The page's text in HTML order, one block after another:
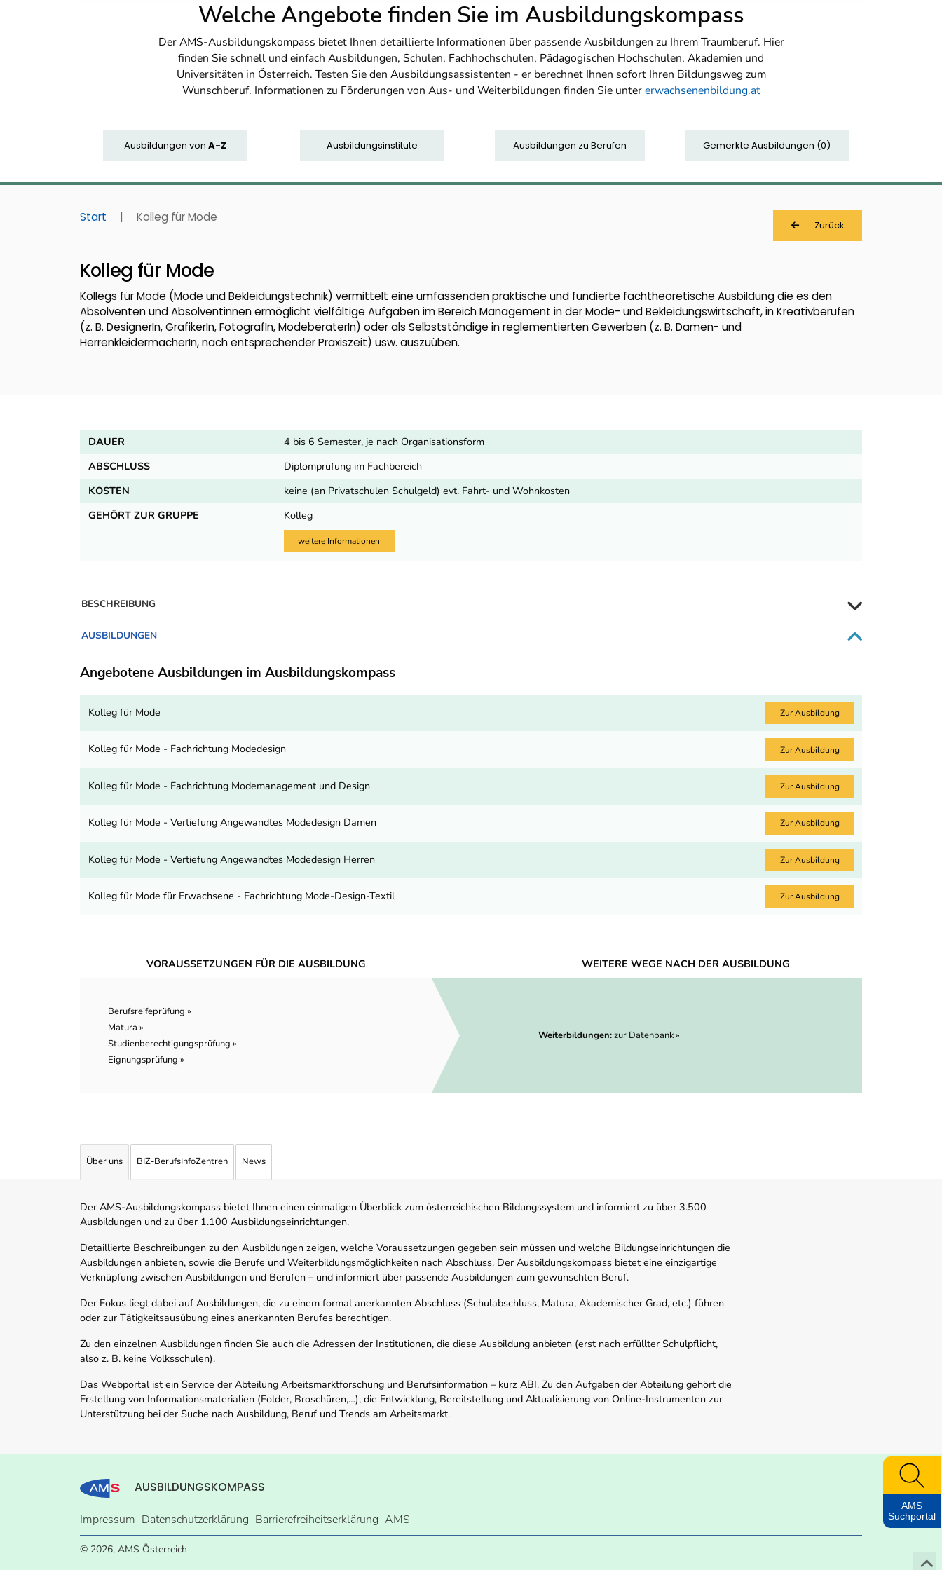
Welche Angebote finden Sie im Ausbildungskompass
Der AMS-Ausbildungskompass bietet Ihnen detaillierte Informationen über passende Ausbildungen zu Ihrem Traumberuf. Hier
finden Sie schnell und einfach Ausbildungen, Schulen, Fachhochschulen, Pädagogischen Hochschulen, Akademien und
Universitäten in Österreich. Testen Sie den Ausbildungsassistenten - er berechnet Ihnen sofort Ihren Bildungsweg zum
Wunschberuf. Informationen zu Förderungen von Aus- und Weiterbildungen finden Sie untererwachsenenbildung.at
Ausbildungen von A-Z Ausbildungsinstitute Ausbildungen zu Berufen Gemerkte Ausbildungen (0)
Start | Kolleg für Mode
Zurück
Kolleg für Mode
Kollegs für Mode (Mode und Bekleidungstechnik) vermittelt eine umfassenden praktische und fundierte fachtheoretische Ausbildung die es den
Absolventen und Absolventinnen ermöglicht vielfältige Aufgaben im Bereich Management in der Mode- und Bekleidungswirtschaft, in Kreativberufen
(z. B. DesignerIn, GrafikerIn, FotografIn, ModeberaterIn) oder als Selbstständige in reglementierten Gewerben (z. B. Damen- und
HerrenkleidermacherIn, nach entsprechender Praxiszeit) usw. auszuüben.
DAUER
4 bis 6 Semester, je nach Organisationsform
ABSCHLUSS
Diplomprüfung im Fachbereich
KOSTEN
keine (an Privatschulen Schulgeld) evt. Fahrt- und Wohnkosten
GEHÖRT ZUR GRUPPE
Kolleg
weitere Informationen
BESCHREIBUNG
AUSBILDUNGEN
Angebotene Ausbildungen im Ausbildungskompass
Kolleg für Mode Zur Ausbildung
Kolleg für Mode - Fachrichtung Modedesign Zur Ausbildung
Kolleg für Mode - Fachrichtung Modemanagement und Design Zur Ausbildung
Kolleg für Mode - Vertiefung Angewandtes Modedesign Damen Zur Ausbildung
Kolleg für Mode - Vertiefung Angewandtes Modedesign Herren Zur Ausbildung
Kolleg für Mode für Erwachsene - Fachrichtung Mode-Design-Textil Zur Ausbildung
VORAUSSETZUNGEN FÜR DIE AUSBILDUNG
Berufsreifeprüfung »
Matura »
Studienberechtigungsprüfung »
Eignungsprüfung »
WEITERE WEGE NACH DER AUSBILDUNG
Weiterbildungen:zur Datenbank »
Über uns BIZ-BerufsInfoZentren News
Der AMS-Ausbildungskompass bietet Ihnen einen einmaligen Überblick zum österreichischen Bildungssystem und informiert zu über 3.500
Ausbildungen und zu über 1.100 Ausbildungseinrichtungen.
Detaillierte Beschreibungen zu den Ausbildungen zeigen, welche Voraussetzungen gegeben sein müssen und welche Bildungseinrichtungen die
Ausbildungen anbieten, sowie die Berufe und Weiterbildungsmöglichkeiten nach Abschluss. Der Ausbildungskompass bietet eine einzigartige
Verknüpfung zwischen Ausbildungen und Berufen – und informiert über passende Ausbildungen zum gewünschten Beruf.
Der Fokus liegt dabei auf Ausbildungen, die zu einem formal anerkannten Abschluss (Schulabschluss, Matura, Akademischer Grad, etc.) führen
oder zur Tätigkeitsausübung eines anerkannten Berufes berechtigen.
Zu den einzelnen Ausbildungen finden Sie auch die Adressen der Institutionen, die diese Ausbildung anbieten (erst nach erfüllter Schulpflicht,
also z. B. keine Volksschulen).
Das Webportal ist ein Service der Abteilung Arbeitsmarktforschung und Berufsinformation – kurz ABI. Zu den Aufgaben der Abteilung gehört die
Erstellung von Informationsmaterialien (Folder, Broschüren,…), die Entwicklung, Bereitstellung und Aktualisierung von Online-Instrumenten zur
Unterstützung bei der Suche nach Ausbildung, Beruf und Trends am Arbeitsmarkt.
AUSBILDUNGSKOMPASS
Impressum Datenschutzerklärung Barrierefreiheitserklärung AMS
© 2026, AMS Österreich
AMS
Suchportal